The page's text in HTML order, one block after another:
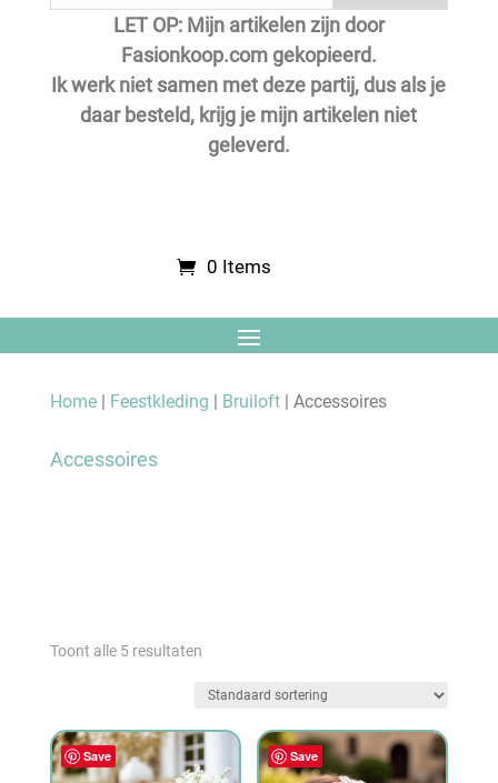
LET OP: Mijn artikelen zijn door
Fasionkoop.com gekopieerd.
Ik werk niet samen met deze partij, dus als je
daar besteld, krijg je mijn artikelen niet
geleverd.
0 Items
Home| Feestkleding | Bruiloft| Accessoires
Accessoires
Toont alle 5 resultaten
Save Save